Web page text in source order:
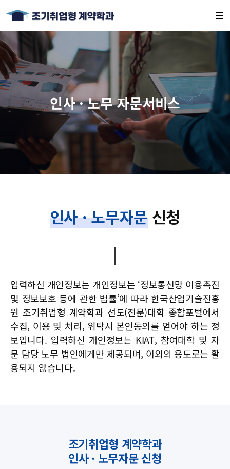
인사 · 노무 자문서비스
인사 · 노무자문 신청
입력하신 개인정보는 개인정보는 ‘정보통신망 이용촉진
및 정보보호 등에 관한 법률’에 따라 한국산업기술진흥
원 조기취업형 계약학과 선도(전문)대학 종합포털에서
수집, 이용 및 처리, 위탁시 본인동의를 얻어야 하는 정
보입니다. 입력하신 개인정보는 KIAT, 참여대학 및 자
문 담당 노무 법인에게만 제공되며, 이외의 용도로는 활
용되지 않습니다.
조기취업형 계약학과
인사 · 노무자문 신청